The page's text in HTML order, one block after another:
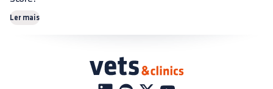
Ler mais